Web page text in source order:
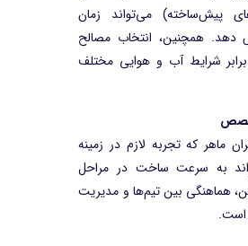
پیش‌ساخته) می‌تواند زمان
همچنین، انتخاب مصالح
شرایط آب و هوایی مختلف
ماهر که تجربه لازم در زمینه
به سرعت ساخت در مراحل
هماهنگی بین تیم‌ها و مدیریت
است.